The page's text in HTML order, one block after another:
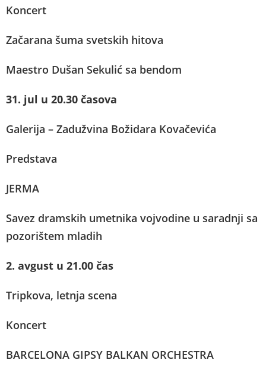
Koncert
Začarana šuma svetskih hitova
Maestro Dušan Sekulić sa bendom
31. jul u 20.30 časova
Galerija – Zadužvina Božidara Kovačevića
Predstava
JERMA
Savez dramskih umetnika vojvodine u saradnji sa
pozorištem mladih
2. avgust u 21.00 čas
Tripkova, letnja scena
Koncert
BARCELONA GIPSY BALKAN ORCHESTRA